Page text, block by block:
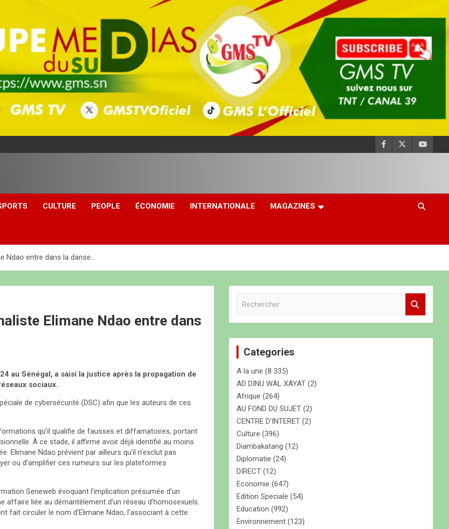
CULTURE PEOPLE ÉCONOMIE INTERNATIONALE MAGAZINES
Ndao entre dans la danse…
Elimane Ndao entre dans
au Sénégal, a saisi la justice après la propagation de
sociaux.
de cybersécurité (DSC) afin que les auteurs de ces
qu’il qualifie de fausses et diffamatoires, portant
À ce stade, il affirme avoir déjà identifié au moins
Elimane Ndao prévient par ailleurs qu’il n’exclut pas
ou d’amplifier ces rumeurs sur les plateformes
Seneweb évoquant l’implication présumée d’un
liée au démantèlement d’un réseau d’homosexuels.
fait circuler le nom d’Elimane Ndao, l’associant à cette
e
c
h
e
r
Categories
A la une (8 335)
AD DINU WAL XAYAT (2)
Afrique (264)
AU FOND DU SUJET (2)
CENTRE D'INTERET (2)
Culture (396)
Diambakatang (12)
Diplomatie (24)
DIRECT (12)
Economie (647)
Edition Speciale (54)
Education (992)
Environnement (123)